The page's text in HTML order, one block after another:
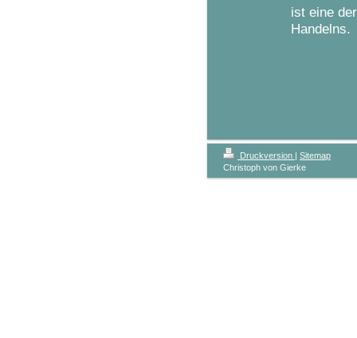
ist eine
Handelns.
Druckversion | Sitemap
Christoph von Gierke